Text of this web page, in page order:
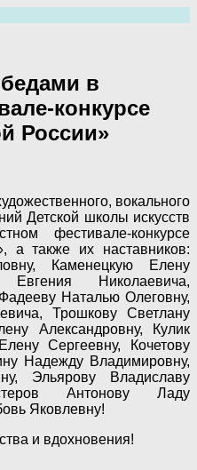
в
конкурсе
России»
вокального
Детской школы искусств
фестивале-конкурсе
а также их наставников:
Каменецкую Елену
Николаевича,
Наталью Олеговну,
Трошкову Светлану
Александровну, Кулик
Сергеевну, Кочетову
Надежду Владимировну,
Эльярову Владиславу
Антонову Ладу
Яковлевну!
и вдохновения!